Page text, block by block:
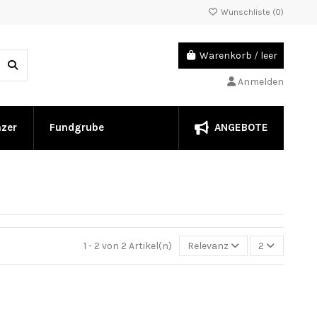
Wunschliste (0)
Warenkorb / leer
Anmelden
Fundgrube ANGEBOTE
1 - 2 von 2 Artikel(n) Relevanz 2